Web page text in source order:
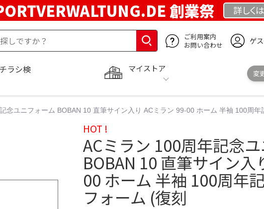
創業祭 詳しくは
ご利用案内
お問い合わせ
ゲ
マイストア
変
ラシ検
念ユニフォーム BOBAN 10 直筆サイン入り ACミラン 99-00 ホーム 半袖 100周
HOT !
ACミラン 100周年記念
BOBAN 10 直筆サイン入
00 ホーム 半袖 100周年
フォーム (復刻